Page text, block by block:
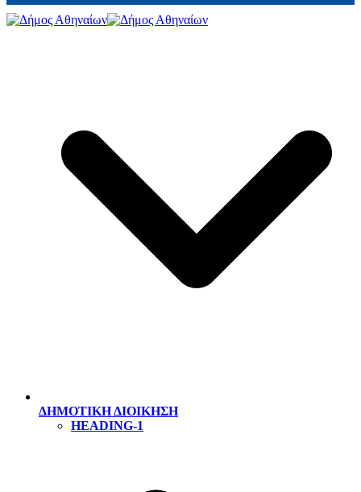
ΔΗΜΟΤΙΚΗ ΔΙΟΙΚΗΣΗ
HEADING-1